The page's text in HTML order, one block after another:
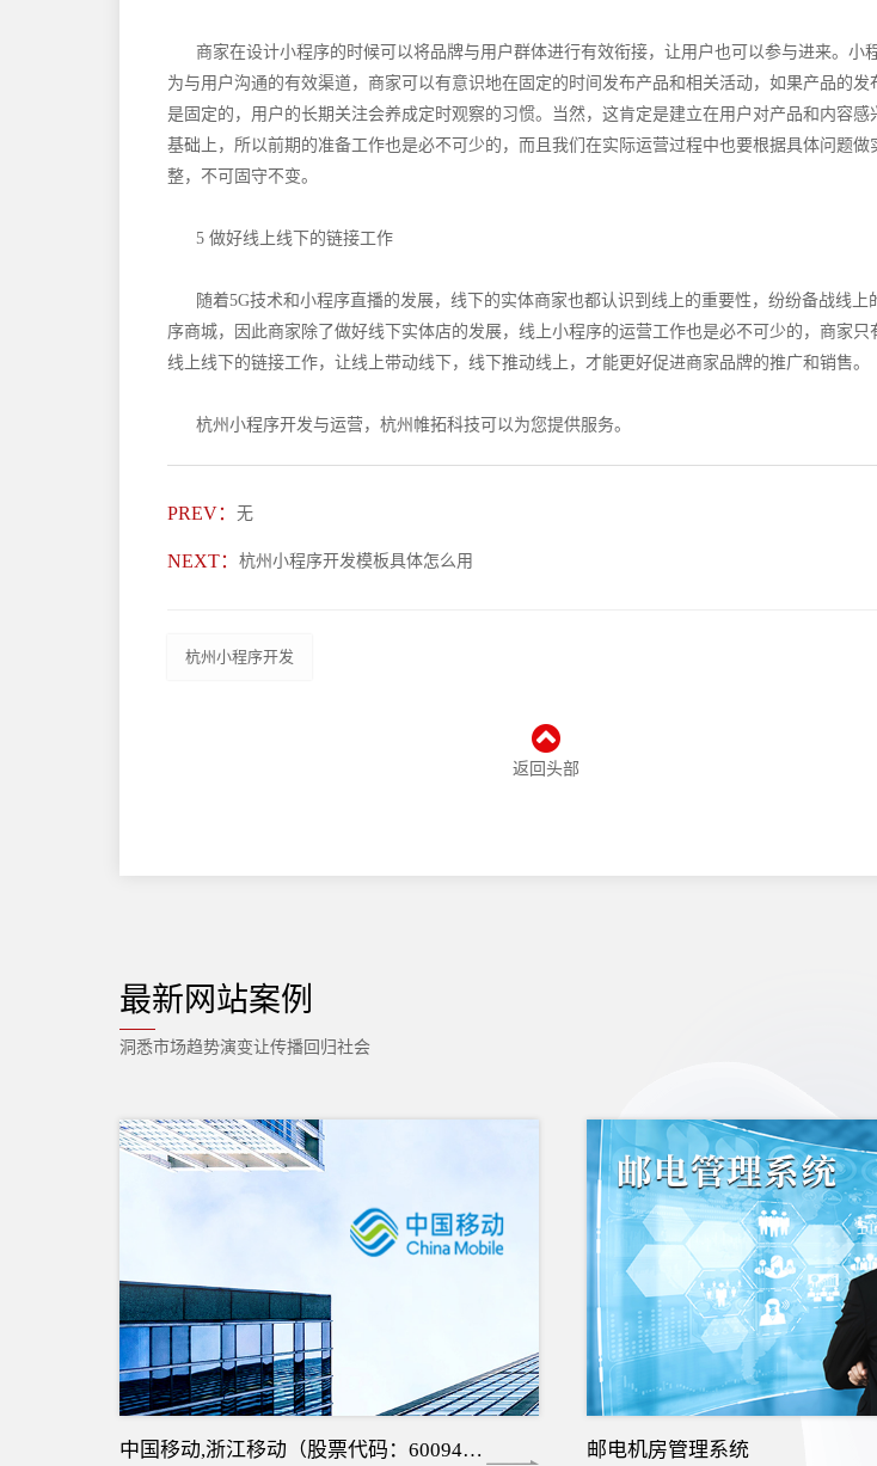
商家在设计小程序的时候可以将品牌与用户群体进行有效衔接，让用户也可以参与进来。小
为与用户沟通的有效渠道，商家可以有意识地在固定的时间发布产品和相关活动，如果产品的发
是固定的，用户的长期关注会养成定时观察的习惯。当然，这肯定是建立在用户对产品和内容感
基础上，所以前期的准备工作也是必不可少的，而且我们在实际运营过程中也要根据具体问题做
整，不可固守不变。
5 做好线上线下的链接工作
随着5G技术和小程序直播的发展，线下的实体商家也都认识到线上的重要性，纷纷备战线上
序商城，因此商家除了做好线下实体店的发展，线上小程序的运营工作也是必不可少的，商家只
线上线下的链接工作，让线上带动线下，线下推动线上，才能更好促进商家品牌的推广和销售。
杭州小程序开发与运营，杭州帷拓科技可以为您提供服务。
PREV： 无
NEXT： 杭州小程序开发模板具体怎么用
杭州小程序开发
返回头部
最新网站案例
洞悉市场趋势演变让传播回归社会
中国移动,浙江移动（股票代码：600941） 邮电机房管理系统